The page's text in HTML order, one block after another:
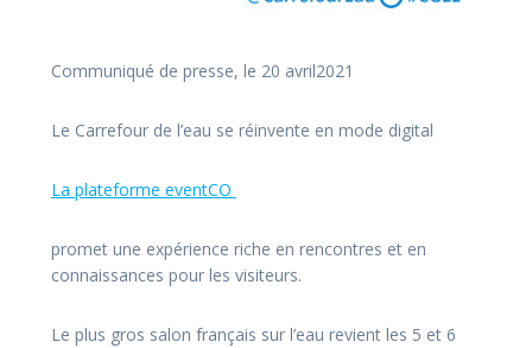
Communiqué de presse, le 20 avril2021
Le Carrefour de l’eau se réinvente en mode digital
La plateforme eventCO
promet une expérience riche en rencontres et en
connaissances pour les visiteurs.
Le plus gros salon français sur l’eau revient les 5 et 6